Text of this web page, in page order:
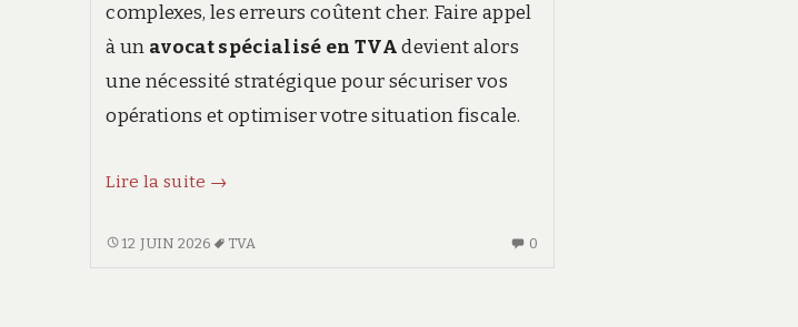
complexes, les erreurs coûtent cher. Faire appel
à un avocat spécialisé en TVAdevient alors
une nécessité stratégique pour sécuriser vos
opérations et optimiser votre situation fiscale.
Lire la suite Avocat
TVA
→
AVOCAT
12 JUIN 2026 TVA 0